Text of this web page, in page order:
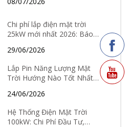
chi tiết, cấu hình và tư vấn
Chi phí lắp điện mặt trời
25kW mới nhất 2026: Báo
giá chi tiết và thời gian hoàn
vốn
29/06/2026
Lắp Pin Năng Lượng Mặt
Trời Hướng Nào Tốt Nhất?
tỉnh thành
24/06/2026
Hệ Thống Điện Mặt Trời
100kW: Chi Phí Đầu Tư,